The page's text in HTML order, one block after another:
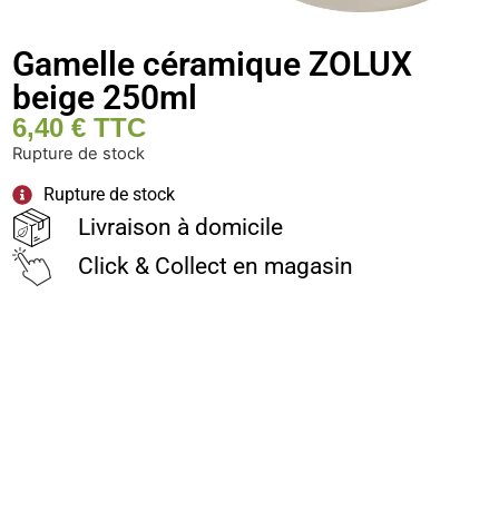
Gamelle céramique ZOLUX
beige 250ml
6,40€ TTC
Rupture de stock
Rupture de stock
Livraison à domicile
Click & Collect en magasin